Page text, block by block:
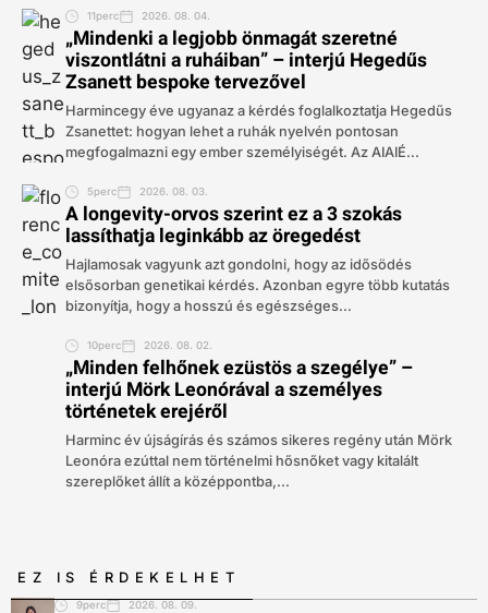
11perc 2026. 08. 04.
„Mindenki a legjobb önmagát szeretné
viszontlátni a ruháiban” – interjú Hegedűs
Zsanett bespoke tervezővel
Harmincegy éve ugyanaz a kérdés foglalkoztatja Hegedűs
Zsanettet: hogyan lehet a ruhák nyelvén pontosan
megfogalmazni egy ember személyiségét. Az AIAIÉ...
5perc 2026. 08. 03.
A longevity-orvos szerint ez a 3 szokás
lassíthatja leginkább az öregedést
Hajlamosak vagyunk azt gondolni, hogy az idősödés
elsősorban genetikai kérdés. Azonban egyre több kutatás
bizonyítja, hogy a hosszú és egészséges...
10perc 2026. 08. 02.
„Minden felhőnek ezüstös a szegélye” –
interjú Mörk Leonórával a személyes
történetek erejéről
Harminc év újságírás és számos sikeres regény után Mörk
Leonóra ezúttal nem történelmi hősnőket vagy kitalált
szereplőket állít a középpontba,...
EZ IS ÉRDEKELHET
9perc 2026. 08. 09.